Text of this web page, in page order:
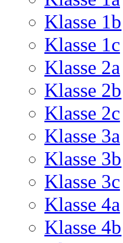
Klasse 1b
Klasse 1c
Klasse 2a
Klasse 2b
Klasse 2c
Klasse 3a
Klasse 3b
Klasse 3c
Klasse 4a
Klasse 4b